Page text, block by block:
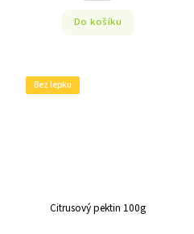
Do košíku
Bez lepku
Citrusový pektin 100g